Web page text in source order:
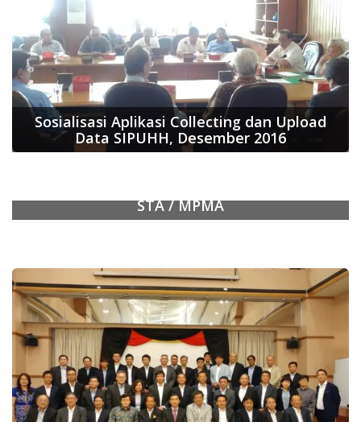
Sosialisasi Aplikasi Collecting dan Upload
Data SIPUHH, Desember 2016
STA / MPMA